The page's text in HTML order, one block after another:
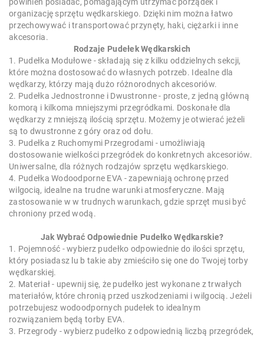
organizację sprzętu wędkarskiego. Dzięki nim można łatwo
przechowywać i transportować przynęty, haki, ciężarki i inne
akcesoria.
Rodzaje Pudełek Wędkarskich
1. Pudełka Modułowe - składają się z kilku oddzielnych sekcji,
które można dostosować do własnych potrzeb. Idealne dla
wędkarzy, którzy mają dużo różnorodnych akcesoriów.
2. Pudełka Jednostronne i Dwustronne - proste, z jedną główną
komorą i kilkoma mniejszymi przegródkami. Doskonałe dla
wędkarzy z mniejszą ilością sprzętu. Możemy je otwierać jeżeli
są to dwustronne z góry oraz od dołu.
3. Pudełka z Ruchomymi Przegrodami - umożliwiają
dostosowanie wielkości przegródek do konkretnych akcesoriów.
Uniwersalne, dla różnych rodzajów sprzętu wędkarskiego.
4. Pudełka Wodoodporne EVA - zapewniają ochronę przed
wilgocią, idealne na trudne warunki atmosferyczne. Mają
zastosowanie w w trudnych warunkach, gdzie sprzęt musi być
chroniony przed wodą.
Jak Wybrać Odpowiednie Pudełko Wędkarskie?
1. Pojemność - wybierz pudełko odpowiednie do ilości sprzętu,
który posiadasz lu b takie aby zmieściło się one do Twojej torby
wędkarskiej.
2. Materiał - upewnij się, że pudełko jest wykonane z trwałych
materiałów, które chronią przed uszkodzeniami i wilgocią. Jeżeli
potrzebujesz wodoodpornych pudełek to idealnym
rozwiązaniem będą torby EVA.
3. Przegrody - wybierz pudełko z odpowiednią liczbą przegródek,